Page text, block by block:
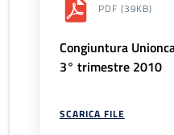
PDF (39KB)
Congiuntura
3° trimestre 2010
SCARICA FILE